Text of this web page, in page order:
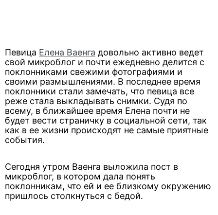
Певица Елена Ваенга довольно активно ведет
свой микроблог и почти ежедневно делится с
поклонниками свежими фотографиями и
своими размышлениями. В последнее время
поклонники стали замечать, что певица все
реже стала выкладывать снимки. Судя по
всему, в ближайшее время Елена почти не
будет вести страничку в социальной сети, так
как в ее жизни происходят не самые приятные
события.
Сегодня утром Ваенга выложила пост в
микроблог, в котором дала понять
поклонникам, что ей и ее близкому окружению
пришлось столкнуться с бедой.